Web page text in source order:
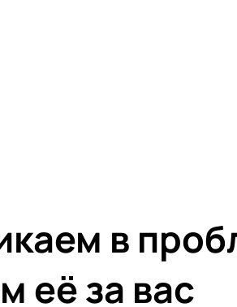
в
её за вас